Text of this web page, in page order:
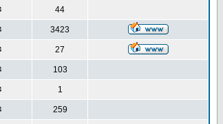
44
3423
27
103
1
259